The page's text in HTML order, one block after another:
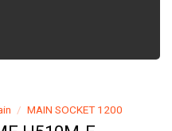
/ MAIN SOCKET 1200